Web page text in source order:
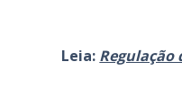
Leia: Regulação